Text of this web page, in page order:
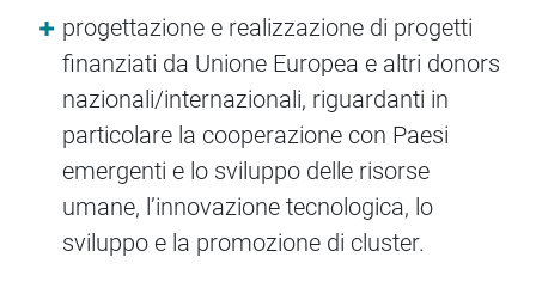
progettazione e realizzazione di progetti
finanziati da Unione Europea e altri donors
nazionali/internazionali, riguardanti in
particolare la cooperazione con Paesi
emergenti e lo sviluppo delle risorse
umane, l’innovazione tecnologica, lo
sviluppo e la promozione di cluster.